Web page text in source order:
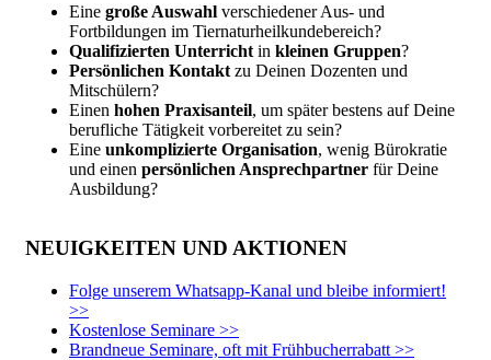
Eine große Auswahl verschiedener Aus- und
Fortbildungen im Tiernaturheilkundebereich?
Qualifizierten Unterricht in kleinen Gruppen?
Persönlichen Kontakt zu Deinen Dozenten und
Mitschülern?
Einen hohen Praxisanteil, um später bestens auf Deine
berufliche Tätigkeit vorbereitet zu sein?
Eine unkomplizierte Organisation, wenig Bürokratie
und einen persönlichen Ansprechpartner für Deine
Ausbildung?
NEUIGKEITEN UND AKTIONEN
Folge unserem Whatsapp-Kanal und bleibe informiert!
>>
Kostenlose Seminare >>
Brandneue Seminare, oft mit Frühbucherrabatt >>